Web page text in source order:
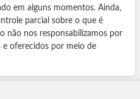
em alguns momentos. Ainda,
parcial sobre o que é
não nos responsabilizamos por
e oferecidos por meio de